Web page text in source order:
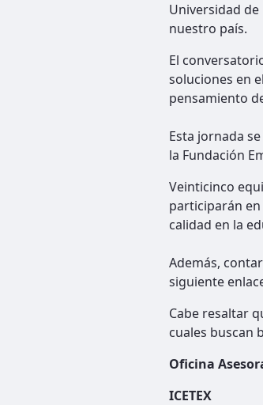
Universidad
nuestro país.
El
soluciones en
pensamiento
Esta jornada
la Fundación
Veinticinco
participarán
calidad en la
Además,
siguiente
Cabe resaltar
cuales buscan
Oficina
ICETEX